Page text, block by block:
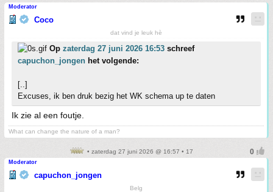
Moderator
Coco
dat vind je leuk hè
Op zaterdag 27 juni 2026 16:53 schreef
capuchon_jongen het volgende:
[..]
Excuses, ik ben druk bezig het WK schema up te daten
Ik zie al een foutje.
What can change the nature of a man?
• zaterdag 27 juni 2026 @ 16:57 • 17
Moderator
capuchon_jongen
Belg